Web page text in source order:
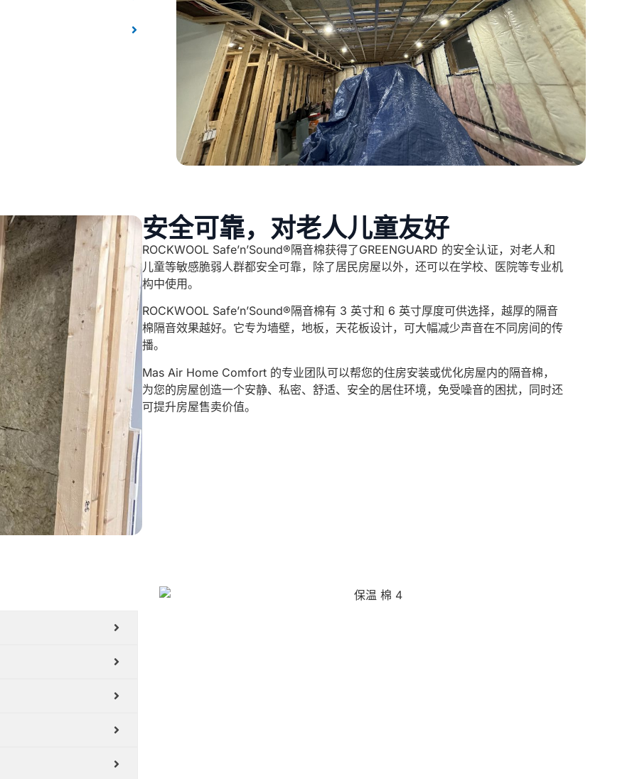
安全可靠，对老人儿童友好
ROCKWOOL Safe’n’Sound®隔音棉获得了GREENGUARD 的安全认证，对老人和
儿童等敏感脆弱人群都安全可靠，除了居民房屋以外，还可以在学校、医院等专业机
构中使用。
ROCKWOOL Safe’n’Sound®隔音棉有 3 英寸和 6 英寸厚度可供选择，越厚的隔音
棉隔音效果越好。它专为墙壁，地板，天花板设计，可大幅减少声音在不同房间的传
播。
Mas Air Home Comfort 的专业团队可以帮您的住房安装或优化房屋内的隔音棉，
为您的房屋创造一个安静、私密、舒适、安全的居住环境，免受噪音的困扰，同时还
可提升房屋售卖价值。